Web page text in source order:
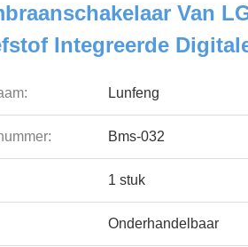
Van
Integreerde
Lunfeng
Bms-032
1 stuk
Onderhandelbaar